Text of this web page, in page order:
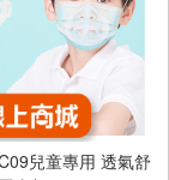
兒童專用 透氣舒